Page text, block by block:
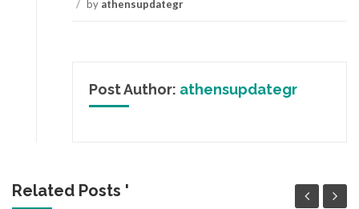
/ by athensupdategr
Post Author: athensupdategr
Related Posts '